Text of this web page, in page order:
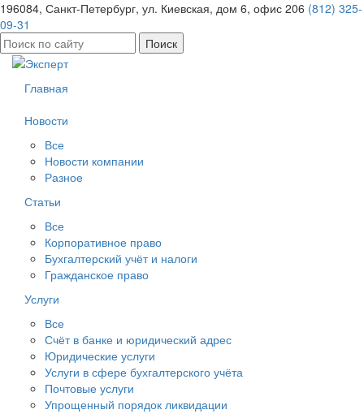
196084, Санкт-Петербург, ул. Киевская, дом 6, офис 206 (812) 325-
09-31
Найти:
Главная
Новости
Все
Новости компании
Разное
Статьи
Все
Корпоративное право
Бухгалтерский учёт и налоги
Гражданское право
Услуги
Все
Счёт в банке и юридический адрес
Юридические услуги
Услуги в сфере бухгалтерского учёта
Почтовые услуги
Упрощенный порядок ликвидации